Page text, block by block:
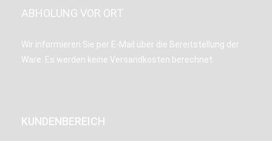
ABHOLUNG VOR ORT
Wir informieren Sie per E-Mail über die Bereitstellung der
Ware. Es werden keine Versandkosten berechnet.
KUNDENBEREICH